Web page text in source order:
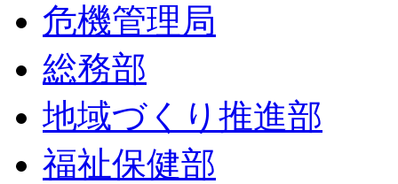
危機管理局
総務部
地域づくり推進部
福祉保健部